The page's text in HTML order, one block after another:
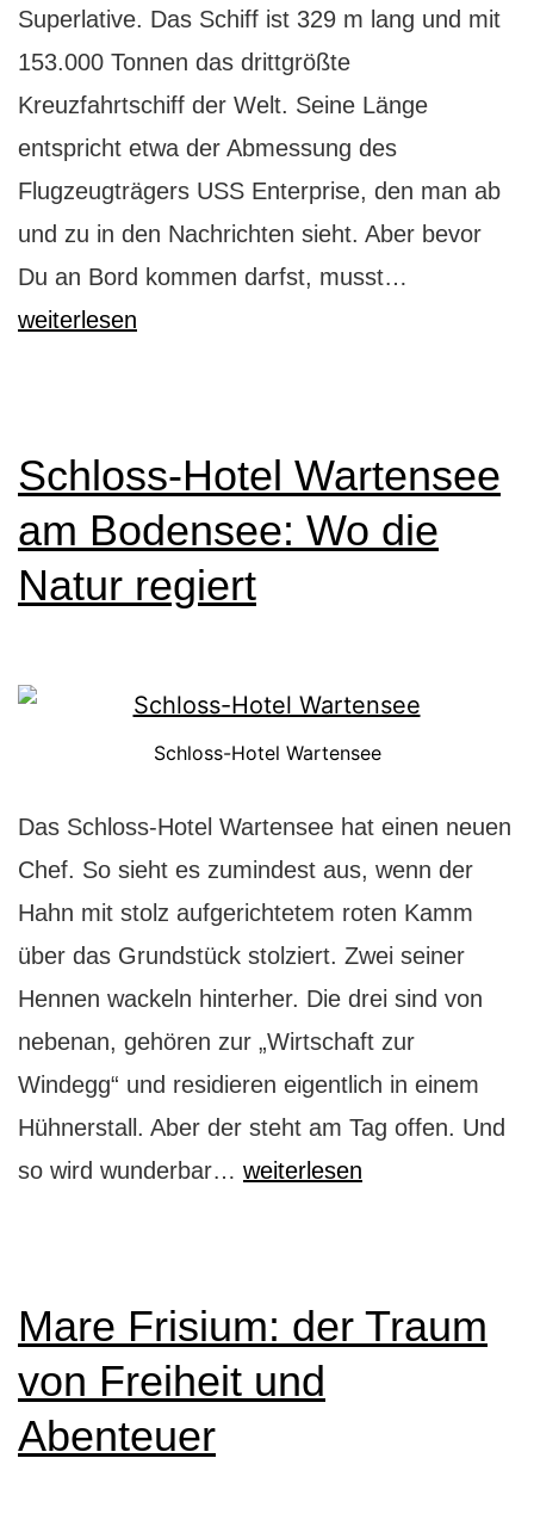
Superlative. Das Schiff ist 329 m lang und mit
153.000 Tonnen das drittgrößte
Kreuzfahrtschiff der Welt. Seine Länge
entspricht etwa der Abmessung des
Flugzeugträgers USS Enterprise, den man ab
und zu in den Nachrichten sieht. Aber bevor
Du an Bord kommen darfst, musst…
weiterlesen
Schloss-Hotel Wartensee
am Bodensee: Wo die
Natur regiert
Schloss-Hotel Wartensee
Das Schloss-Hotel Wartensee hat einen neuen
Chef. So sieht es zumindest aus, wenn der
Hahn mit stolz aufgerichtetem roten Kamm
über das Grundstück stolziert. Zwei seiner
Hennen wackeln hinterher. Die drei sind von
nebenan, gehören zur „Wirtschaft zur
Windegg“ und residieren eigentlich in einem
Hühnerstall. Aber der steht am Tag offen. Und
so wird wunderbar… Schloss-
Bodensee:
Wo
weiterlesen
Mare Frisium: der Traum
von Freiheit und
Abenteuer